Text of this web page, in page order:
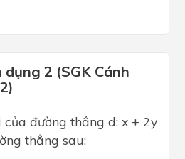
2 (SGK Cánh
đường thẳng d: x + 2y
thẳng sau: